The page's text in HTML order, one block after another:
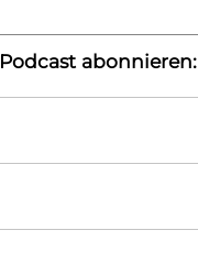
Podcast abonnieren: